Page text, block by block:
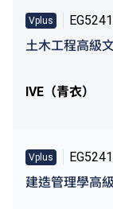
Vplus
土木工程高級
IVE（青衣）
Vplus
建造管理學高